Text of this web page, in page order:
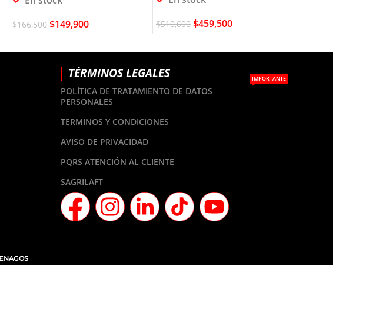
$166,500 $149,900 $510,600 $459,500
TÉRMINOS LEGALES
POLÍTICA DE TRATAMIENTO DE DATOS
PERSONALES
IMPORTANTE
TERMINOS Y CONDICIONES
AVISO DE PRIVACIDAD
PQRS ATENCIÓN AL CLIENTE
SAGRILAFT